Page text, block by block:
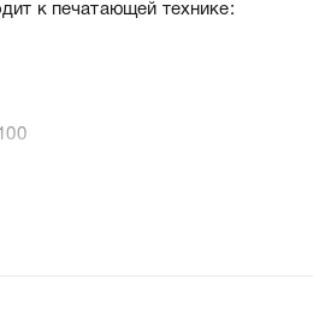
к печатающей технике: